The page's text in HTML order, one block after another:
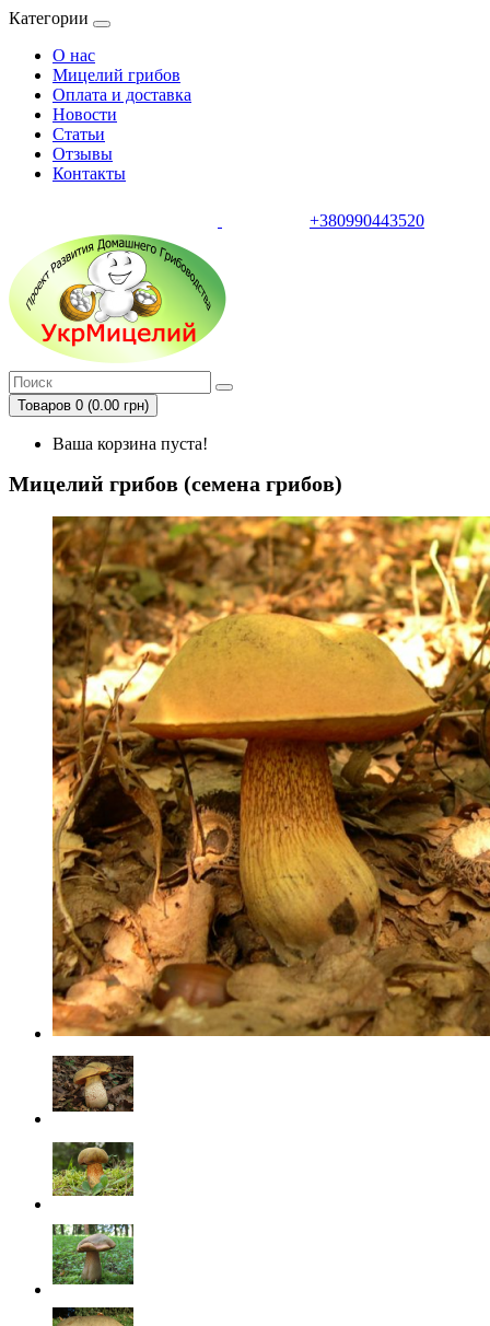
Категории
О нас
Мицелий грибов
Оплата и доставка
Новости
Статьи
Отзывы
Контакты
+380990443520
Товаров 0 (0.00 грн)
Ваша корзина пуста!
Мицелий грибов (семена грибов)